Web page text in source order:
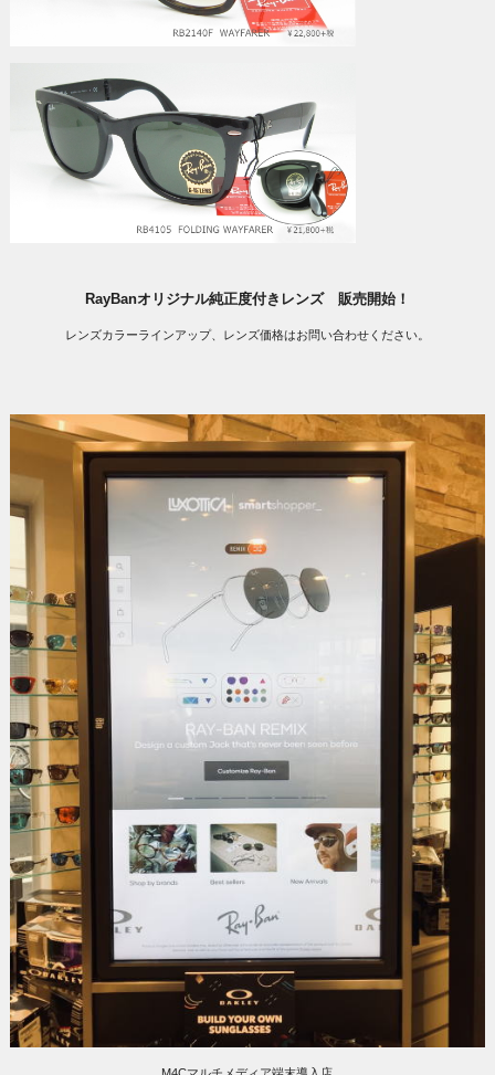
RayBanオリジナル純正度付きレンズ 販売開始！
レンズカラーラインアップ、レンズ価格はお問い合わせください。